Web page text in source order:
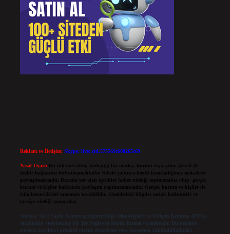
Reklam ve İletişim: Skype: live:.cid.575569c608265c69
Yasal Uyarı:
Bu internet sitesi, herhangi bir marka, kurum veya şahıs şirketi ile
hiçbir bağlantısı bulunmamaktadır. Sitede yalnızca kendi hazırladığımız makaleler
paylaşılmaktadır. Burada yer alan içerikler haber niteliği taşımamakta olup, gerçek
kurum ve kişiler hakkında paylaşım yapılmamaktadır. Gerçek kurum ve kişiler ile
isim benzerlikleri tamamen tesadüfidir. Sitemizdeki bilgiler taslak halindedir ve
tavsiye niteliği taşımazlar.
Sitemiz, 5651 Sayılı Kanun gereğince Bilgi Teknolojileri ve İletişim Kurumu (BTK)
tarafından onaylanmış bir Yer Sağlayıcı olarak hizmet vermektedir. Bu nedenle,
sitedeki içerikleri proaktif olarak denetleme veya araştırma yükümlülüğümüz